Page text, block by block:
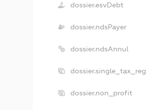
dossier.esvDebt
dossier.ndsPayer
dossier.ndsAnnul
dossier.single_tax_reg
dossier.non_profit